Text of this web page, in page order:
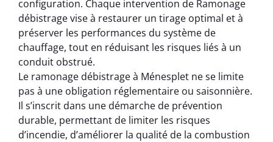
configuration. Chaque intervention de Ramonage
débistrage vise à restaurer un tirage optimal et à
préserver les performances du système de
chauffage, tout en réduisant les risques liés à un
conduit obstrué.
Le ramonage débistrage à Ménesplet ne se limite
pas à une obligation réglementaire ou saisonnière.
Il s’inscrit dans une démarche de prévention
durable, permettant de limiter les risques
d’incendie, d’améliorer la qualité de la combustion